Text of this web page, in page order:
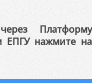
Платформу
ЕПГУ нажмите на